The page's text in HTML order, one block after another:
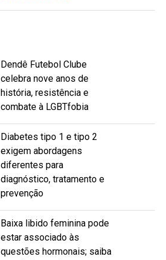
Dendê Futebol Clube
celebra nove anos de
história, resistência e
combate à LGBTfobia
Diabetes tipo 1 e tipo 2
exigem abordagens
diferentes para
diagnóstico, tratamento e
prevenção
Baixa libido feminina pode
estar associado às
questões hormonais; saiba